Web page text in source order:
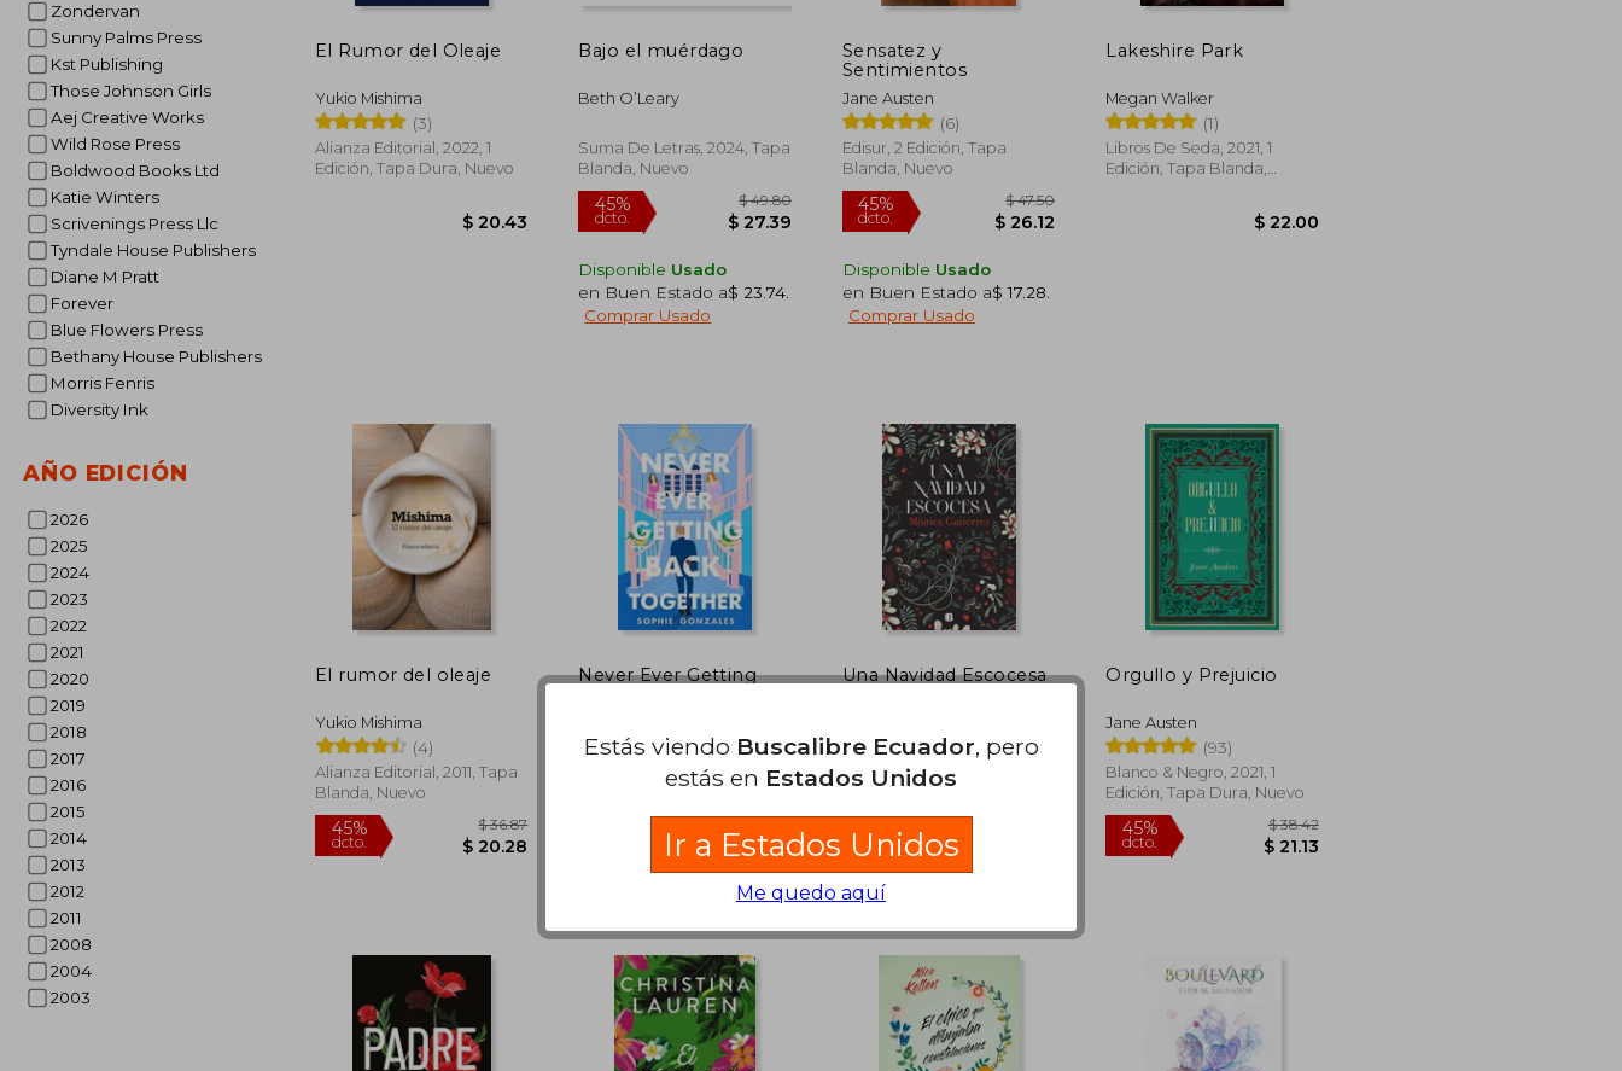
Zondervan
Sunny Palms Press
Kst Publishing
Those Johnson Girls
Aej Creative Works
Wild Rose Press
Boldwood Books Ltd
Katie Winters
Scrivenings Press Llc
Tyndale House Publishers
Diane M Pratt
Forever
Blue Flowers Press
Bethany House Publishers
Morris Fenris
Diversity Ink
AÑO EDICIÓN
2026
2025
2024
2023
2022
2021
2020
2019
2018
2017
2016
2015
2014
2013
2012
2011
2008
2004
2003
El Rumor del Oleaje
Yukio Mishima
(3)
Alianza Editorial, 2022, 1
Edición, Tapa Dura, Nuevo
Bajo el muérdago
Beth O’Leary
Suma De Letras, 2024, Tapa
Blanda, Nuevo
45%
dcto.
Disponible Usado
en Buen Estado a$ 23.74
Comprar Usado
Sensatez y
Sentimientos
Jane Austen
(6)
Edisur, 2 Edición, Tapa
Blanda, Nuevo
45%
dcto.
$ 47.50
$ 26.12
Disponible Usado
en Buen Estado a$ 17.28
Comprar Usado
Lakeshire Park
Megan Walker
(1)
Libros De Seda, 2021, 1
Edición, Tapa Blanda,
El rumor del oleaje
Yukio Mishima
(4)
Alianza Editorial, 2011, Tapa
Blanda, Nuevo
Never Ever Getting
(2)
VRYA, 2024, Rustico, Nuevo
Una Navidad Escocesa
Ediciones B, 2023, 1 Edición,
Tapa Dura, Nuevo
Orgullo y Prejuicio
Jane Austen
(93)
Blanco & Negro, 2021, 1
Edición, Tapa Dura, Nuevo
Estás viendo Buscalibre Ecuador, pero
estás en Estados Unidos
Ir a Estados Unidos
Me quedo aquí